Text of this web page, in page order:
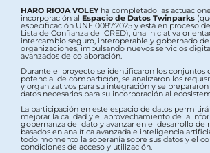
HARO RIOJA VOLEYha completado las
incorporación al Espacio de Datos Twinparks
especificación UNE 0087:2025 y está en proceso
Lista de Confianza del CRED), una iniciativa
intercambio seguro, interoperable y gobernado
organizaciones, impulsando nuevos servicios
avanzados de colaboración.
Durante el proyecto se identificaron los conjuntos
potencial de compartición, se analizaron los
y organizativos para su integración y se
datos necesarios para su incorporación al
La participación en este espacio de datos
mejorar la calidad y el aprovechamiento de la
gobernanza del dato y avanzar en el desarrollo de
basados en analítica avanzada e inteligencia
todo momento la soberanía sobre sus datos y el
condiciones de acceso y utilización.